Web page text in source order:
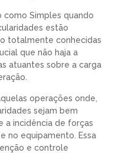
como Simples quando
estão
totalmente conhecidas
que não haja a
atuantes sobre a carga
operações onde,
sejam bem
a incidência de forças
no equipamento. Essa
e controle